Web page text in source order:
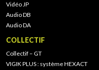
Vidéo JP
Audio DB
Audio DA
COLLECTIF
Collectif – GT
VIGIK PLUS : système HEXACT